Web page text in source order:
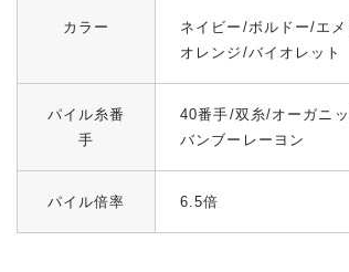
カラー
ネイビー/ボルドー/エ
オレンジ/バイオレット
パイル糸番
手
40番手/双糸/オーガニ
バンブーレーヨン
パイル倍率 6.5倍